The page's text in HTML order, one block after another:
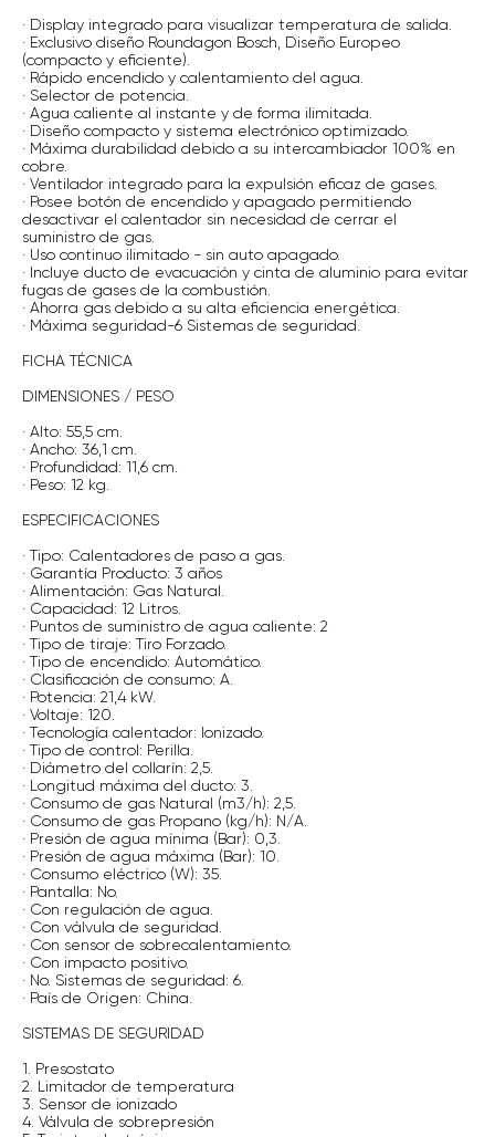
· Display integrado para visualizar temperatura de salida.
· Exclusivo diseño Roundagon Bosch, Diseño Europeo
(compacto y eficiente).
· Rápido encendido y calentamiento del agua.
· Selector de potencia.
· Agua caliente al instante y de forma ilimitada.
· Diseño compacto y sistema electrónico optimizado.
· Máxima durabilidad debido a su intercambiador 100% en
cobre.
· Ventilador integrado para la expulsión eficaz de gases.
· Posee botón de encendido y apagado permitiendo
desactivar el calentador sin necesidad de cerrar el
suministro de gas.
· Uso continuo ilimitado - sin auto apagado.
· Incluye ducto de evacuación y cinta de aluminio para evitar
fugas de gases de la combustión.
· Ahorra gas debido a su alta eficiencia energética.
· Máxima seguridad-6 Sistemas de seguridad.
FICHA TÉCNICA
DIMENSIONES / PESO
· Alto: 55,5 cm.
· Ancho: 36,1 cm.
· Profundidad: 11,6 cm.
· Peso: 12 kg.
ESPECIFICACIONES
· Tipo: Calentadores de paso a gas.
· Garantía Producto: 3 años
· Alimentación: Gas Natural.
· Capacidad: 12 Litros.
· Puntos de suministro de agua caliente: 2
· Tipo de tiraje: Tiro Forzado.
· Tipo de encendido: Automático.
· Clasificación de consumo: A.
· Potencia: 21,4 kW.
· Voltaje: 120.
· Tecnología calentador: Ionizado.
· Tipo de control: Perilla.
· Diámetro del collarín: 2,5.
· Longitud máxima del ducto: 3.
· Consumo de gas Natural (m3/h): 2,5.
· Consumo de gas Propano (kg/h): N/A.
· Presión de agua mínima (Bar): 0,3.
· Presión de agua máxima (Bar): 10.
· Consumo eléctrico (W): 35.
· Pantalla: No.
· Con regulación de agua.
· Con válvula de seguridad.
· Con sensor de sobrecalentamiento.
· Con impacto positivo.
· No. Sistemas de seguridad: 6.
· País de Origen: China.
SISTEMAS DE SEGURIDAD
1. Presostato
2. Limitador de temperatura
3. Sensor de ionizado
4. Válvula de sobrepresión